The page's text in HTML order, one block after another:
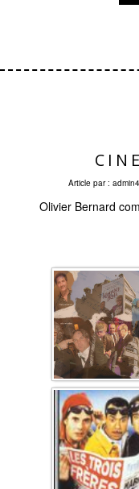
Article par :
Olivier Bernard